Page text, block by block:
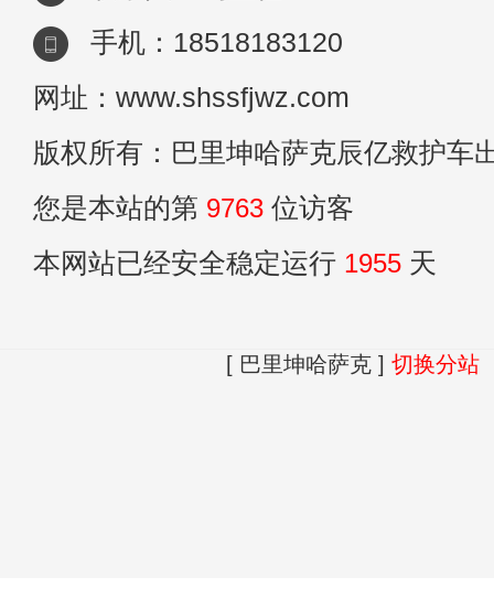
手机：18518183120
网址：www.shssfjwz.com
版权所有：巴里坤哈萨克辰亿救护车
您是本站的第 9763 位访客
本网站已经安全稳定运行 1955 天
[ 巴里坤哈萨克 ] 切换分站